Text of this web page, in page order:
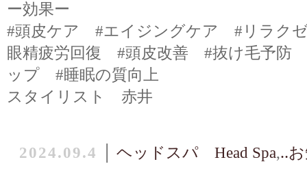
ー効果ー
#頭皮ケア #エイジングケア #リラク
眼精疲労回復 #頭皮改善 #抜け毛予防
ップ #睡眠の質向上
スタイリスト 赤井
2024.09.4 ヘッドスパ Head Spa,‥